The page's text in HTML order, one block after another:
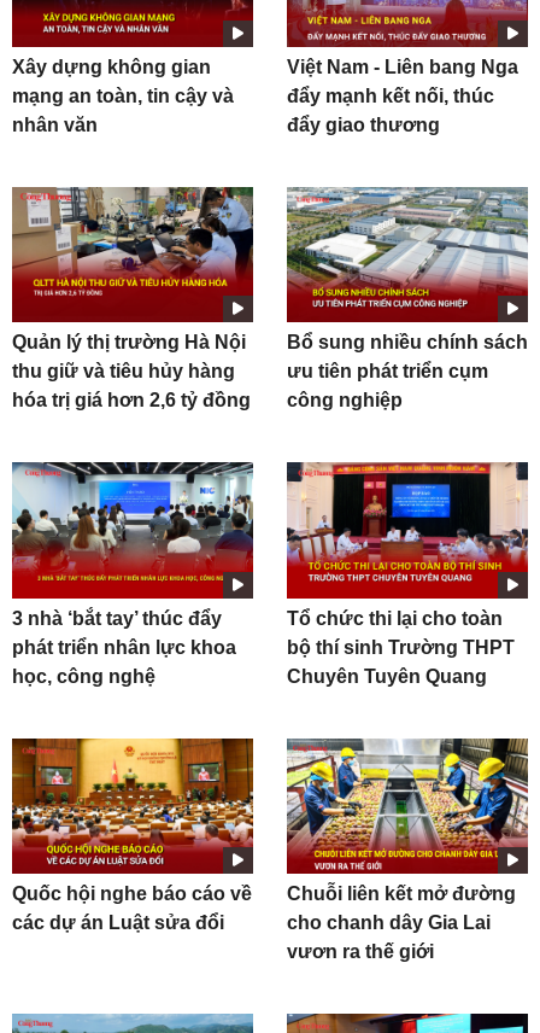
Xây dựng không gian
mạng an toàn, tin cậy và
nhân văn
Việt Nam - Liên bang Nga
đẩy mạnh kết nối, thúc
đẩy giao thương
Quản lý thị trường Hà Nội
thu giữ và tiêu hủy hàng
hóa trị giá hơn 2,6 tỷ đồng
Bổ sung nhiều chính sách
ưu tiên phát triển cụm
công nghiệp
3 nhà ‘bắt tay’ thúc đẩy
phát triển nhân lực khoa
học, công nghệ
Tổ chức thi lại cho toàn
bộ thí sinh Trường THPT
Chuyên Tuyên Quang
Quốc hội nghe báo cáo về
các dự án Luật sửa đổi
Chuỗi liên kết mở đường
cho chanh dây Gia Lai
vươn ra thế giới